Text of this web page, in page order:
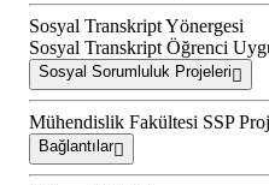
Sosyal Transkript Yönergesi
Sosyal Transkript Öğrenci
Sosyal Sorumluluk Projeleri
Mühendislik Fakültesi SSP
Bağlantılar